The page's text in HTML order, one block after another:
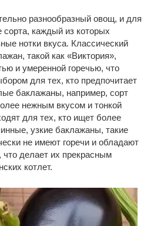
разнообразный овощ, и для
сорта, каждый из которых
нотки вкуса. Классический
такой как «Виктория»,
и умеренной горечью, что
для тех, кто предпочитает
баклажаны, например, сорт
нежным вкусом и тонкой
для тех, кто ищет более
узкие баклажаны, такие
не имеют горечи и обладают
что делает их прекрасным
котлет.